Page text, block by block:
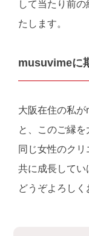
して当たり前
たします。
musuvimeに
大阪在住の私が
と、 このご縁を
同じ女性のクリ
共に成長してい
どうぞよろしく